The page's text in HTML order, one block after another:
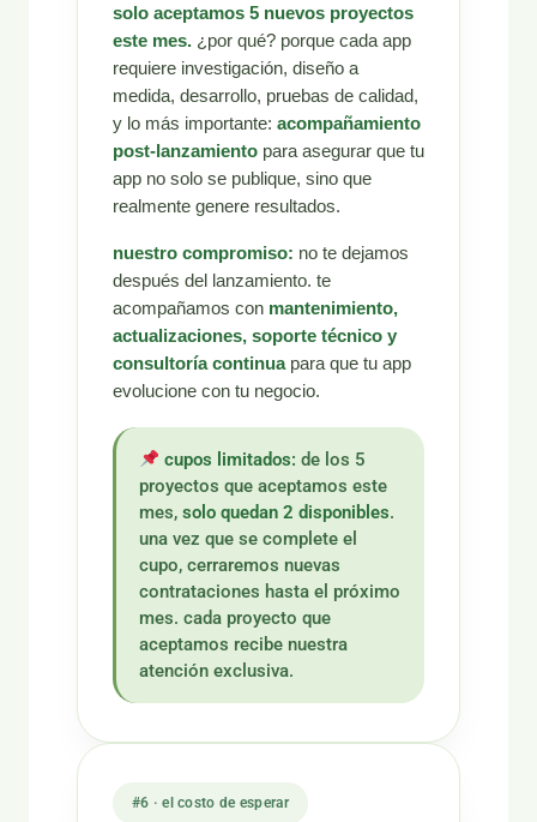
solo aceptamos 5 nuevos proyectos
este mes.¿por qué? porque cada app
requiere investigación, diseño a
medida, desarrollo, pruebas de calidad,
y lo más importante: acompañamiento
post-lanzamientopara asegurar que tu
app no solo se publique, sino que
realmente genere resultados.
nuestro compromiso: no te dejamos
después del lanzamiento. te
acompañamos con mantenimiento,
actualizaciones, soporte técnico y
consultoría continuapara que tu app
evolucione con tu negocio.
cupos limitados: de los 5
proyectos que aceptamos este
mes, solo quedan 2 disponibles.
una vez que se complete el
cupo, cerraremos nuevas
contrataciones hasta el próximo
mes. cada proyecto que
aceptamos recibe nuestra
atención exclusiva.
#6 · el costo de esperar